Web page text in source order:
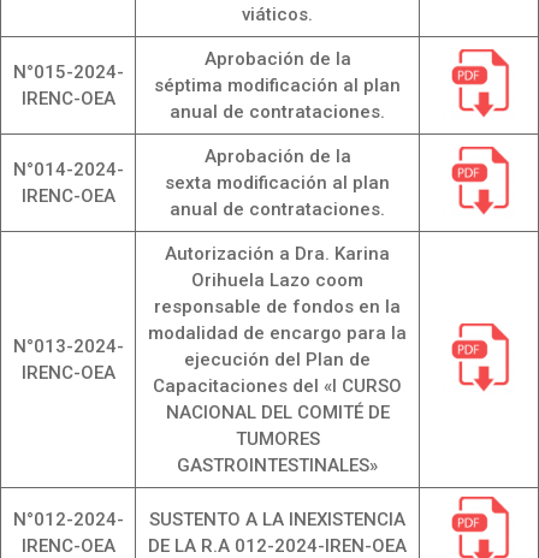
viáticos.
N°015-2024-
IRENC-OEA
Aprobación de la
séptima modificación al plan
anual de contrataciones.
N°014-2024-
IRENC-OEA
Aprobación de la
sexta modificación al plan
anual de contrataciones.
N°013-2024-
IRENC-OEA
Autorización a Dra. Karina
Orihuela Lazo coom
responsable de fondos en la
modalidad de encargo para la
ejecución del Plan de
Capacitaciones del «I CURSO
NACIONAL DEL COMITÉ DE
TUMORES
GASTROINTESTINALES»
N°012-2024-
IRENC-OEA
SUSTENTO A LA INEXISTENCIA
DE LA R.A 012-2024-IREN-OEA